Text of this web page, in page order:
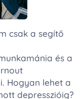
csak a segítő
és a
Hogyan lehet a
depresszióig?